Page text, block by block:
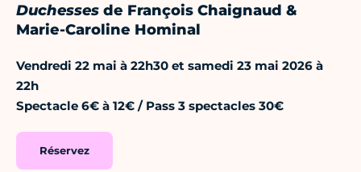
Duchesses de François Chaignaud &
Marie-Caroline Hominal
Vendredi 22 mai à 22h30 et samedi 23 mai 2026 à
22h
Spectacle 6€ à 12€ / Pass 3 spectacles 30€
Réservez